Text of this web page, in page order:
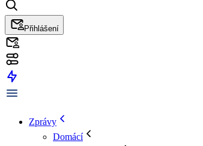
Přihlášení
Zprávy
Domácí